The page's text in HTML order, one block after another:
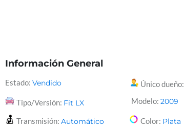
Información General
Estado: Vendido Único dueño:
Tipo/Versión: Fit LX Modelo: 2009
Transmisión: Automático Color: Plata